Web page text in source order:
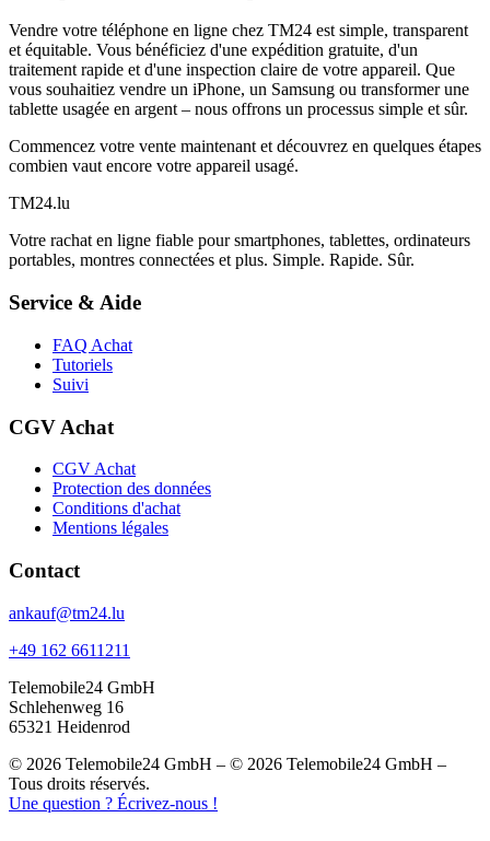
Vendre votre téléphone en ligne chez TM24 est simple, transparent
et équitable. Vous bénéficiez d'une expédition gratuite, d'un
traitement rapide et d'une inspection claire de votre appareil. Que
vous souhaitiez vendre un iPhone, un Samsung ou transformer une
tablette usagée en argent – nous offrons un processus simple et sûr.
Commencez votre vente maintenant et découvrez en quelques étapes
combien vaut encore votre appareil usagé.
TM24.lu
Votre rachat en ligne fiable pour smartphones, tablettes, ordinateurs
portables, montres connectées et plus. Simple. Rapide. Sûr.
Service & Aide
FAQ Achat
Tutoriels
Suivi
CGV Achat
CGV Achat
Protection des données
Conditions d'achat
Mentions légales
Contact
ankauf@tm24.lu
+49 162 6611211
Telemobile24 GmbH
Schlehenweg 16
65321 Heidenrod
© 2026 Telemobile24 GmbH – © 2026 Telemobile24 GmbH –
Tous droits réservés.
Une question ? Écrivez-nous !